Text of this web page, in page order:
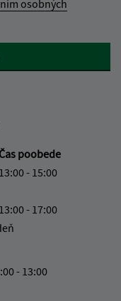
osobných
Čas poobede
13:00 - 15:00
13:00 - 17:00
- 13:00